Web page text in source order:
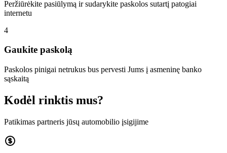
Peržiūrėkite pasiūlymą ir sudarykite paskolos sutartį patogiai
internetu
4
Gaukite paskolą
Paskolos pinigai netrukus bus pervesti Jums į asmeninę banko
sąskaitą
Kodėl rinktis mus?
Patikimas partneris jūsų automobilio įsigijime